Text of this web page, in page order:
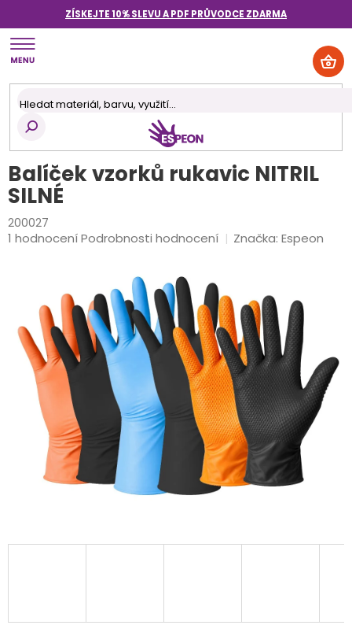
obsah
ZÍSKEJTE 10% SLEVU A PDF PRŮVODCE ZDARMA
Balíček vzorků rukavic NITRIL
SILNÉ
200027
Průměrné
hvězdiček.
1 hodnoceníPodrobnosti hodnocení Značka:Espeon